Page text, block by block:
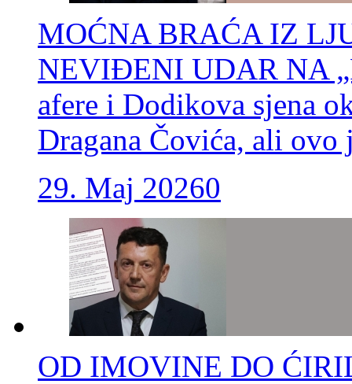
MOĆNA BRAĆA IZ
NEVIĐENI UDAR NA
afere i Dodikova sjena
Dragana Čovića, ali ovo
29. Maj 20260
OD IMOVINE DO